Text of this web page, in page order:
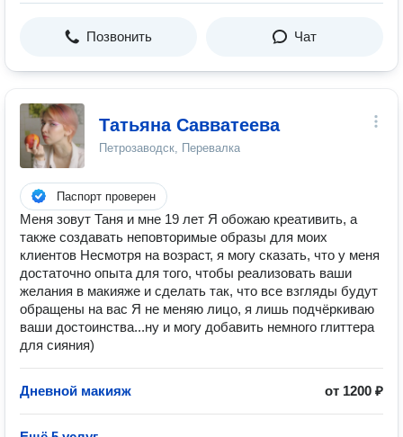
Позвонить Чат
Татьяна Савватеева
Петрозаводск, Перевалка
Паспорт проверен
Меня зовут Таня и мне 19 лет Я обожаю креативить, а
также создавать неповторимые образы для моих
клиентов Несмотря на возраст, я могу сказать, что у меня
достаточно опыта для того, чтобы реализовать ваши
желания в макияже и сделать так, что все взгляды будут
обращены на вас Я не меняю лицо, я лишь подчёркиваю
ваши достоинства...ну и могу добавить немного глиттера
для сияния)
Дневной макияж от 1200 ₽